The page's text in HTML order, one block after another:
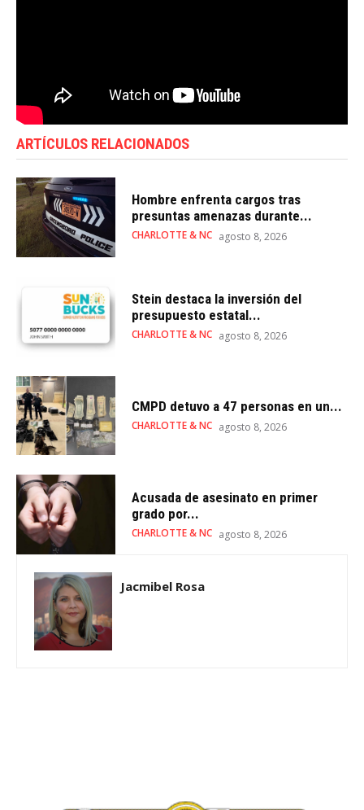
ARTÍCULOS RELACIONADOS
Hombre enfrenta cargos tras
presuntas amenazas durante...
CHARLOTTE & NC agosto 8, 2026
Stein destaca la inversión del
presupuesto estatal...
CHARLOTTE & NC agosto 8, 2026
CMPD detuvo a 47 personas en un...
CHARLOTTE & NC agosto 8, 2026
Acusada de asesinato en primer
grado por...
CHARLOTTE & NC agosto 8, 2026
Jacmibel Rosa